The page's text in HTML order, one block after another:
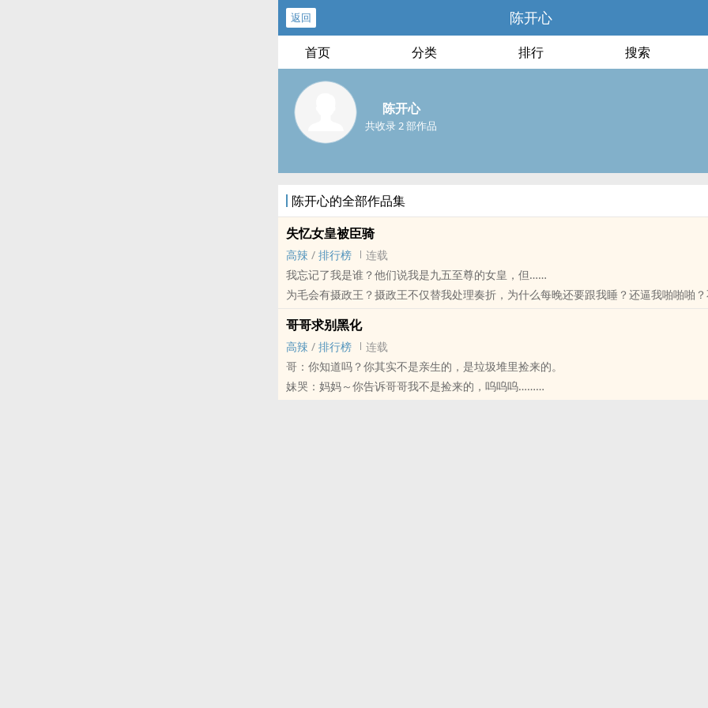
返回 陈开心
首页 分类 排行 搜索
陈开心
共收录 2 部作品
陈开心的全部作品集
失忆女皇被臣骑
‌​‍高‍‍辣‍‎­ / 排行榜
连载
我忘记了我是谁？他们说我是九五至尊的女皇，但……
为毛会有摄政王？摄政王不仅替我处理奏折，为什么每晚还要跟我睡？还逼我啪啪啪？
那个温润如玉的男子是谁？丞相之子？！什么？！还是我的男宠？ 你你……你别过来！
NP ‍­高​​H‍­
哥哥求别黑化
‌​‍高‍‍辣‍‎­ / 排行榜
连载
哥：你知道吗？你其实不是亲生的，是垃圾堆里捡来的。
妹哭：妈妈～你告诉哥哥我不是捡来的，呜呜呜……